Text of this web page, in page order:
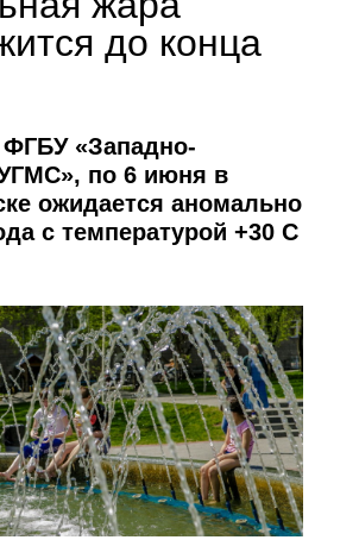
до конца
«Западно-
по 6 июня в
ожидается аномально
с температурой +30 C